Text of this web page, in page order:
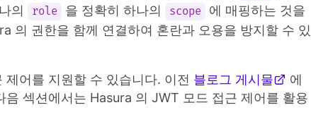
의
role 을 정확히 하나의 scope
에 매핑하는 것을
의 권한을 함께 연결하여 혼란과 오용을 방지할 수 있
어를 지원할 수 있습니다. 이전 블로그 게시물
에
섹션에서는 Hasura 의 JWT 모드 접근 제어를 활용